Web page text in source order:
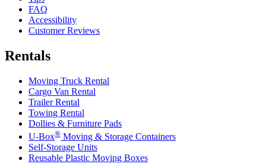
FAQ
Accessibility
Customer Reviews
Rentals
Moving Truck Rental
Cargo Van Rental
Trailer Rental
Towing Rental
Dollies & Furniture Pads
U-Box® Moving & Storage Containers
Self-Storage Units
Reusable Plastic Moving Boxes